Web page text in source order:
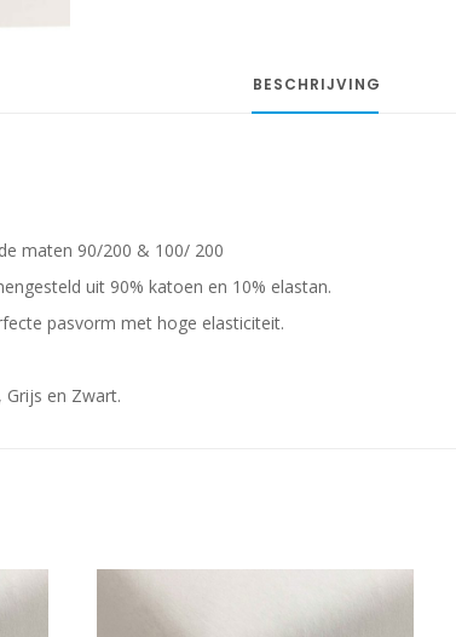
BESCHRIJVING
maten 90/200 & 100/ 200
uit 90% katoen en 10% elastan.
pasvorm met hoge elasticiteit.
Grijs en Zwart.